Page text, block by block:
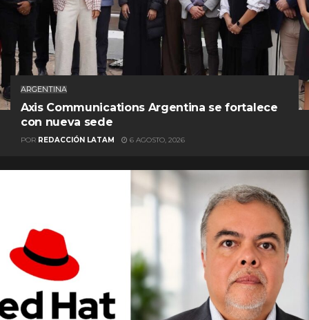
ARGENTINA
Axis Communications Argentina se fortalece
con nueva sede
POR REDACCIÓN LATAM 6 AGOSTO, 2026